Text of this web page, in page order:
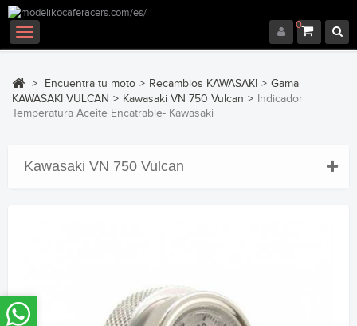
0
Navegación
Toggle
> Encuentra tu moto > Recambios KAWASAKI > Gama
KAWASAKI VULCAN > Kawasaki VN 750 Vulcan > Indicador
Temperatura Aceite Encatrable- Kawasaki
Kawasaki VN 750 Vulcan